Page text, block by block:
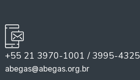
+55 21 3970-1001 / 3995-4325
abegas@abegas.org.br